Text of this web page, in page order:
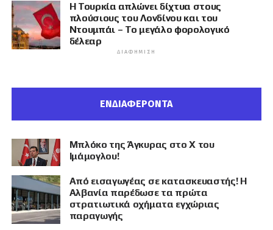
Η Τουρκία απλώνει δίχτυα στους
πλούσιους του Λονδίνου και του
Ντουμπάι – Το μεγάλο φορολογικό
δέλεαρ
ΔΙΑΦΉΜΙΣΗ
ΕΝΔΙΑΦΕΡΟΝΤΑ
Μπλόκο της Άγκυρας στο X του
Ιμάμογλου!
Από εισαγωγέας σε κατασκευαστής! Η
Αλβανία παρέδωσε τα πρώτα
στρατιωτικά οχήματα εγχώριας
παραγωγής